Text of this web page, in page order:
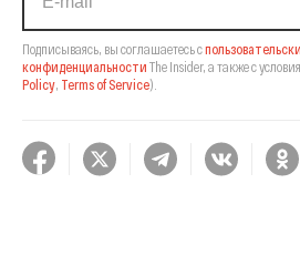
Подписываясь, вы соглашаетесь с
конфиденциальности The Insider, а также с
Policy Terms of Service).